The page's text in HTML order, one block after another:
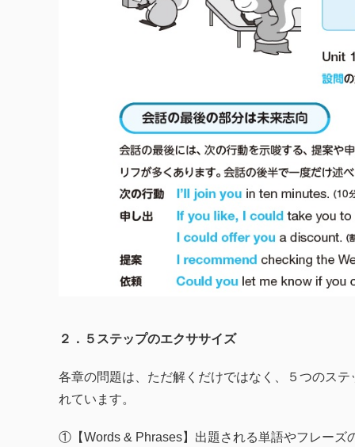
２．５ステップのエクササイズ
各章の問題は、ただ解くだけではなく、５つのス
れています。
①【Words & Phrases】出題される単語やフレーズ